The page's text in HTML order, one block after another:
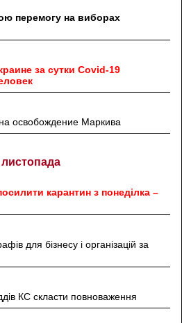
перемогу на виборах
за сутки Covid-19
освобождение Маркива
листопада
карантин з понеділка –
для бізнесу і організацій за
КС скласти повноваження